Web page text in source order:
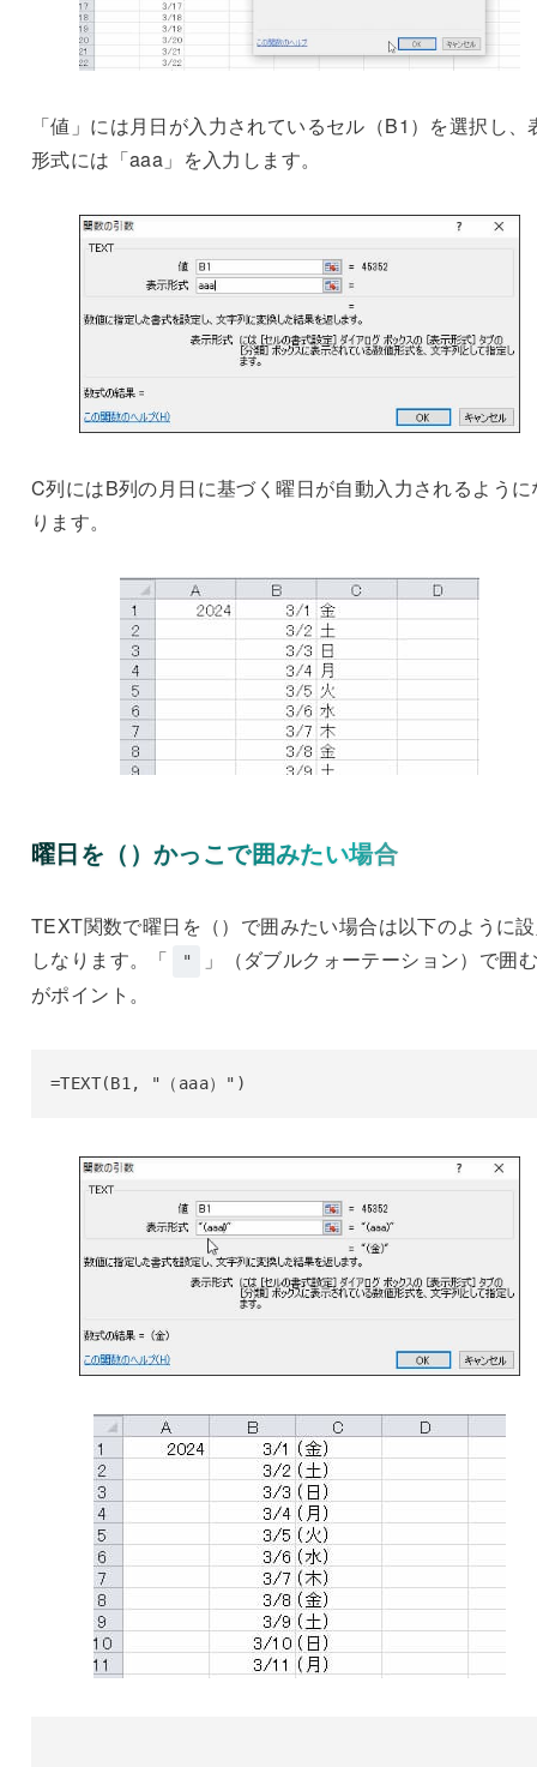
「値」には月日が入力されているセル（B1）を選択し、
形式には「aaa」を入力します。
C列にはB列の月日に基づく曜日が自動入力されるように
ります。
曜日を（）かっこで囲みたい場合
TEXT関数で曜日を（）で囲みたい場合は以下のように
しなります。「
"
」（ダブルクォーテーション）で囲
がポイント。
=TEXT(B1, "（aaa）")